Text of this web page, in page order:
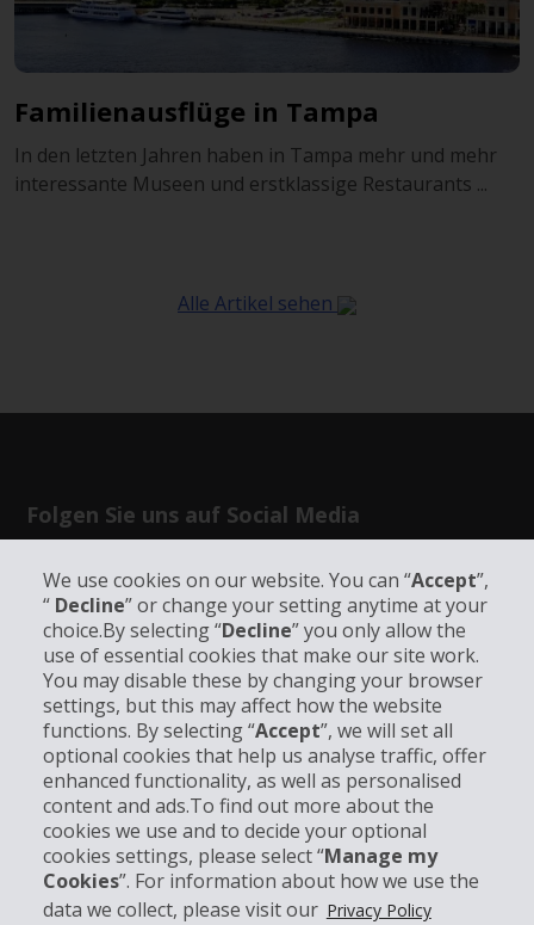
We use cookies on our website. You can “Accept”,
“ Decline” or change your setting anytime at your
choice.By selecting “Decline” you only allow the
use of essential cookies that make our site work.
You may disable these by changing your browser
settings, but this may affect how the website
functions. By selecting “Accept”, we will set all
optional cookies that help us analyse traffic, offer
enhanced functionality, as well as personalised
content and ads.To find out more about the
cookies we use and to decide your optional
cookies settings, please select “Manage my
Cookies”. For information about how we use the
data we collect, please visit our Privacy Policy
Familienausflüge in Tampa
In den letzten Jahren haben in Tampa mehr und mehr
interessante Museen und erstklassige Restaurants ...
Alle Artikel sehen
Folgen Sie uns auf Social Media
Unternehmensinformation
Partner
Kundenservice
Mieten bei Hertz